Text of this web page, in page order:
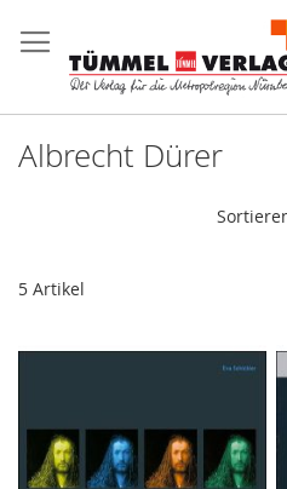
zum
Inhalt
Albrecht Dürer
5 Artikel